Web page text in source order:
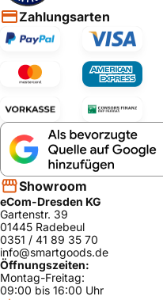
Zahlungsarten
Showroom
eCom-Dresden KG
Gartenstr. 39
01445 Radebeul
0351 / 41 89 35 70
info@smartgoods.de
Öffnungszeiten:
Montag-Freitag:
09:00 bis 16:00 Uhr